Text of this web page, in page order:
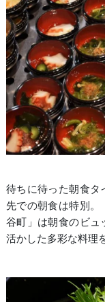
待ちに待った朝食タ
先での朝食は特別
谷町」は朝食のビュ
活かした多彩な料理